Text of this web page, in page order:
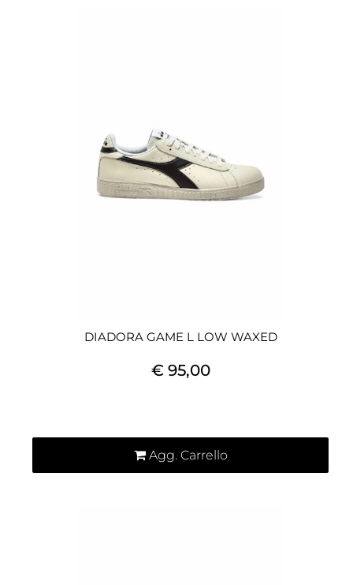
DIADORA GAME L LOW WAXED
€ 95,00
Agg. Carrello